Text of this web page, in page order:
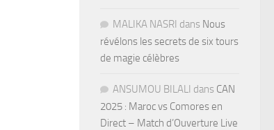
MALIKA NASRI dans Nous
révélons les secrets de six tours
de magie célèbres
ANSUMOU BILALI dans CAN
2025 : Maroc vs Comores en
Direct – Match d’Ouverture Live